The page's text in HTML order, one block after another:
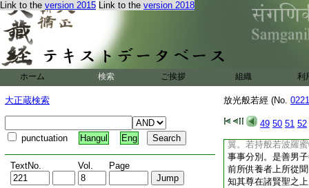
Link to the version 2015 Link to the version 2018
ホーム 検索 ご挨拶 組織 利
大正蔵検索
punctuation Hangul Eng
TextNo. Vol. Page
放光般若經 (No.
49 50 51 52
卷。復與他人。如
釋提桓因言。我今
善女人供養全身舍
與他人令供養者。
他人其福甚多。世
於金剛三昧。自壞
而供養之。受無
7
桓因言。如是拘翼
翼。若持般若波羅
事事分別。是善男
前所供養者上所從
知其尊在諸賢聖之